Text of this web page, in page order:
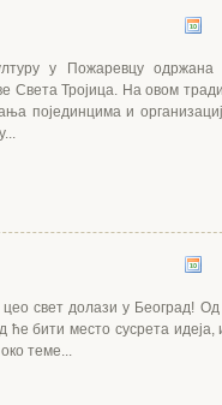
у Пожаревцу одржана
Света Тројица. На овом
појединцима и
свет долази у Београд! Од
ће бити место сусрета идеја,
теме...